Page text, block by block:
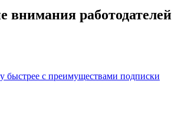
внимания работодателей
быстрее с преимуществами подписки